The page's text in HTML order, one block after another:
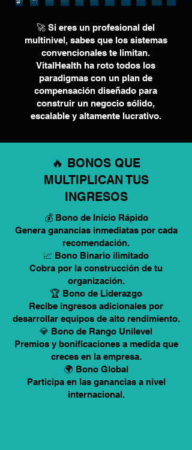
🚀 Si eres un profesional del
multinivel, sabes que los sistemas
convencionales te limitan.
VitalHealth ha roto todos los
paradigmas con un plan de
compensación diseñado para
construir un negocio sólido,
escalable y altamente lucrativo.
🔥 BONOS QUE
MULTIPLICAN TUS
INGRESOS
💰 Bono de Inicio Rápido
Genera ganancias inmediatas por cada
recomendación.
📈 Bono Binario ilimitado
Cobra por la construcción de tu
organización.
🏆 Bono de Liderazgo
Recibe ingresos adicionales por
desarrollar equipos de alto rendimiento.
💎 Bono de Rango Unilevel
Premios y bonificaciones a medida que
creces en la empresa.
🌍 Bono Global
Participa en las ganancias a nivel
internacional.